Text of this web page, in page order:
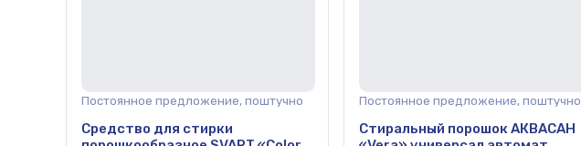
Постоянное предложение, поштучно
Средство для стирки
Постоянное предложение, поштучно
Стиральный порошок АКВАСАН